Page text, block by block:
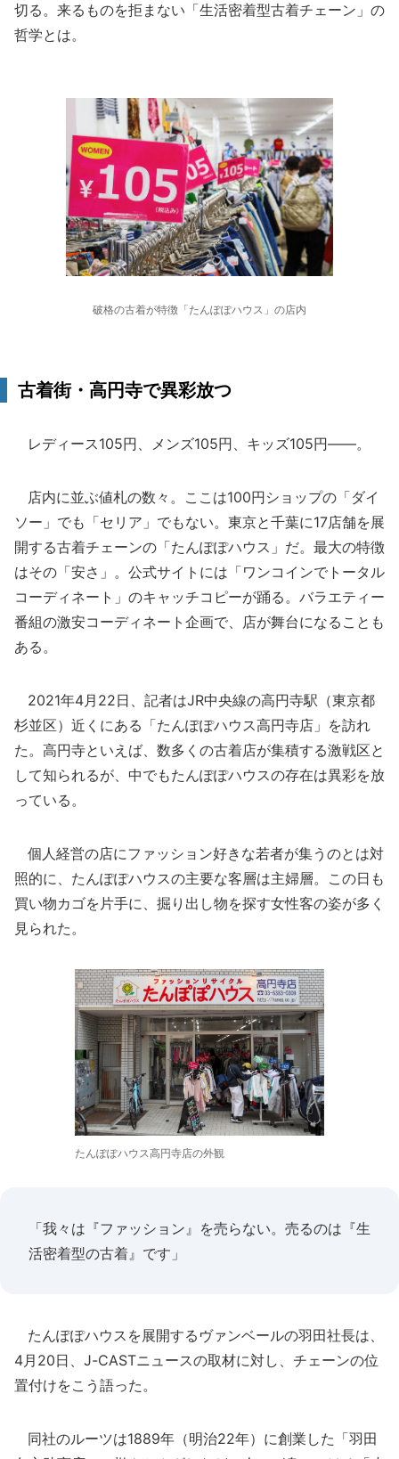
切る。来るものを拒まない「生活密着型古着チェーン」の
哲学とは。
破格の古着が特徴「たんぽぽハウス」の店内
古着街・高円寺で異彩放つ
レディース105円、メンズ105円、キッズ105円――。
店内に並ぶ値札の数々。ここは100円ショップの「ダイ
ソー」でも「セリア」でもない。東京と千葉に17店舗を展
開する古着チェーンの「たんぽぽハウス」だ。最大の特徴
はその「安さ」。公式サイトには「ワンコインでトータル
コーディネート」のキャッチコピーが踊る。バラエティー
番組の激安コーディネート企画で、店が舞台になることも
ある。
2021年4月22日、記者はJR中央線の高円寺駅（東京都
杉並区）近くにある「たんぽぽハウス高円寺店」を訪れ
た。高円寺といえば、数多くの古着店が集積する激戦区と
して知られるが、中でもたんぽぽハウスの存在は異彩を放
っている。
個人経営の店にファッション好きな若者が集うのとは対
照的に、たんぽぽハウスの主要な客層は主婦層。この日も
買い物カゴを片手に、掘り出し物を探す女性客の姿が多く
見られた。
たんぽぽハウス高円寺店の外観
「我々は『ファッション』を売らない。売るのは『生
活密着型の古着』です」
たんぽぽハウスを展開するヴァンベールの羽田社長は、
4月20日、J-CASTニュースの取材に対し、チェーンの位
置付けをこう語った。
同社のルーツは1889年（明治22年）に創業した「羽田